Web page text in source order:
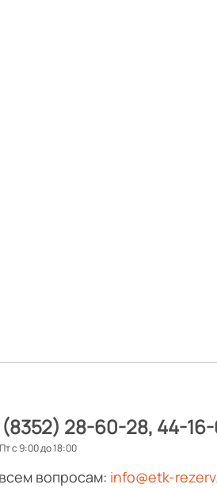
(8352) 28-60-28 44-
с 9:00 до 18:00
вопросам: info@etk-